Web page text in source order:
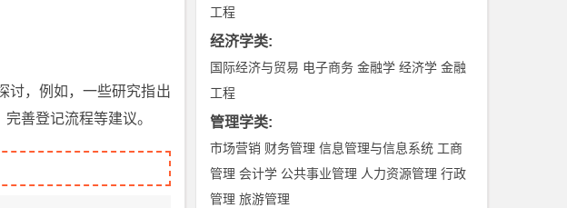
讨，例如，一些研究指出
善登记流程等建议。
工程
经济学类:
国际经济与贸易 电子商务 金融学 经济学 金融
工程
管理学类:
市场营销 财务管理 信息管理与信息系统 工商
管理 会计学 公共事业管理 人力资源管理 行政
管理 旅游管理